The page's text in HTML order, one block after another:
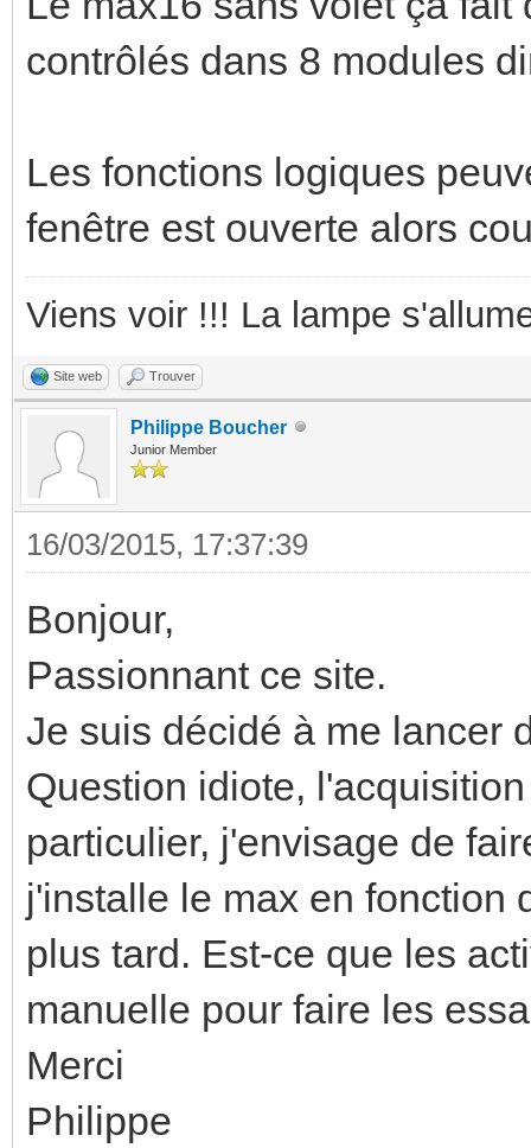
contrôlés dans 8 modules
Les fonctions logiques
fenêtre est ouverte alors
Viens voir !!! La lampe
Site web Trouver
Philippe Boucher
Junior Member
16/03/2015, 17:37:39
Bonjour,
Passionnant ce site.
Je suis décidé à me lancer
Question idiote,
particulier, j'envisage de
j'installe le max en fonction
plus tard. Est-ce que les
manuelle pour faire les
Merci
Philippe